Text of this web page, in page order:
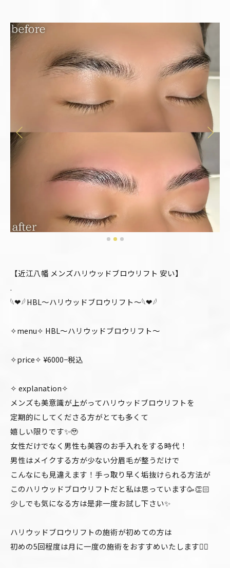
【近江八幡 メンズハリウッドブロウリフト 安い】
.
𓆩❤︎𓆪 HBL〜ハリウッドブロウリフト〜𓆩❤︎𓆪
✧menu✧ HBL〜ハリウッドブロウリフト〜
✧price✧ ¥6000−税込
✧ explanation✧
メンズも美意識が上がってハリウッドブロウリフトを
定期的にしてくださる方がとても多くて
嬉しい限りです✨🥹
女性だけでなく男性も美容のお手入れをする時代！
男性はメイクする方が少ない分眉毛が整うだけで
こんなにも見違えます！手っ取り早く垢抜けられる方法が
このハリウッドブロウリフトだと私は思っています🥳👏🏻
少しでも気になる方は是非一度お試し下さい✨
ハリウッドブロウリフトの施術が初めての方は
初めの5回程度は月に一度の施術をおすすめいたします❤️‍🔥